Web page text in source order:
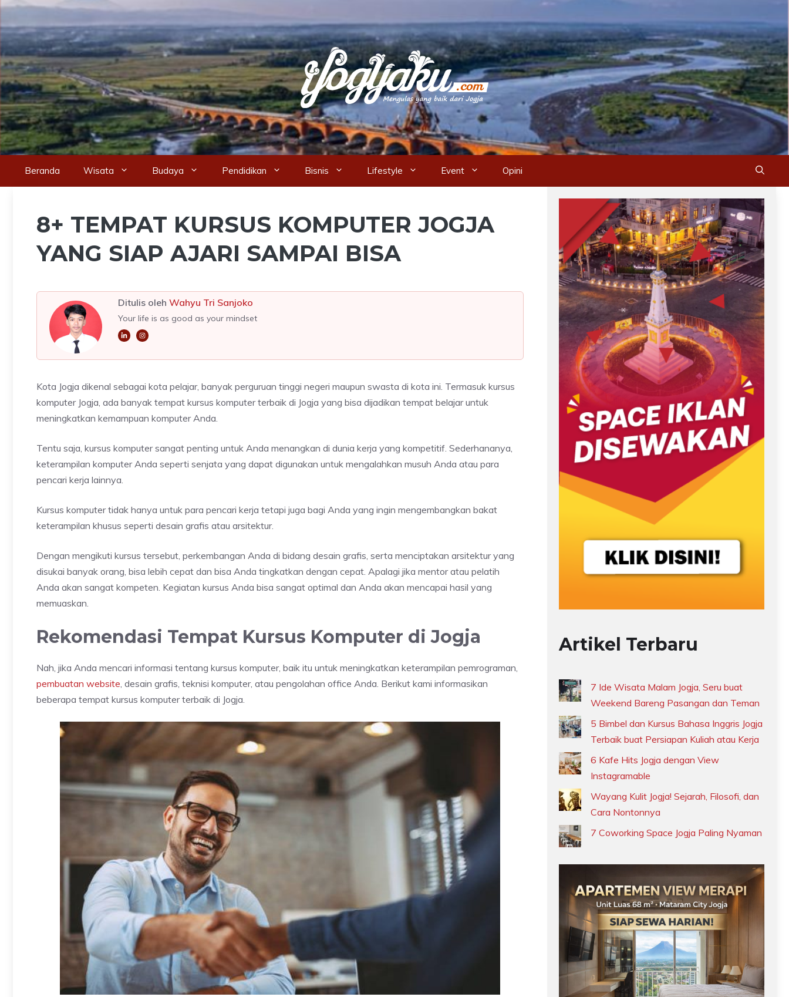
Skip
content
Beranda Wisata Budaya Pendidikan Bisnis Lifestyle Event Opini
8+ TEMPAT KURSUS KOMPUTER JOGJA
YANG SIAP AJARI SAMPAI BISA
Ditulis oleh Wahyu Tri Sanjoko
Your life is as good as your mindset
Kota Jogja dikenal sebagai kota pelajar, banyak perguruan tinggi negeri maupun swasta di kota ini. Termasuk kursus
komputer Jogja, ada banyak tempat kursus komputer terbaik di Jogja yang bisa dijadikan tempat belajar untuk
meningkatkan kemampuan komputer Anda.
Tentu saja, kursus komputer sangat penting untuk Anda menangkan di dunia kerja yang kompetitif. Sederhananya,
keterampilan komputer Anda seperti senjata yang dapat digunakan untuk mengalahkan musuh Anda atau para
pencari kerja lainnya.
Kursus komputer tidak hanya untuk para pencari kerja tetapi juga bagi Anda yang ingin mengembangkan bakat
keterampilan khusus seperti desain grafis atau arsitektur.
Dengan mengikuti kursus tersebut, perkembangan Anda di bidang desain grafis, serta menciptakan arsitektur yang
disukai banyak orang, bisa lebih cepat dan bisa Anda tingkatkan dengan cepat. Apalagi jika mentor atau pelatih
Anda akan sangat kompeten. Kegiatan kursus Anda bisa sangat optimal dan Anda akan mencapai hasil yang
memuaskan.
Rekomendasi Tempat Kursus Komputer di Jogja
Nah, jika Anda mencari informasi tentang kursus komputer, baik itu untuk meningkatkan keterampilan pemrograman,
pembuatan website , desain grafis, teknisi komputer, atau pengolahan office Anda. Berikut kami informasikan
beberapa tempat kursus komputer terbaik di Jogja.
Artikel Terbaru
7 Ide Wisata Malam Jogja, Seru buat
Weekend Bareng Pasangan dan Teman
5 Bimbel dan Kursus Bahasa Inggris Jogja
Terbaik buat Persiapan Kuliah atau Kerja
6 Kafe Hits Jogja dengan View
Instagramable
Wayang Kulit Jogja! Sejarah, Filosofi, dan
Cara Nontonnya
7 Coworking Space Jogja Paling Nyaman